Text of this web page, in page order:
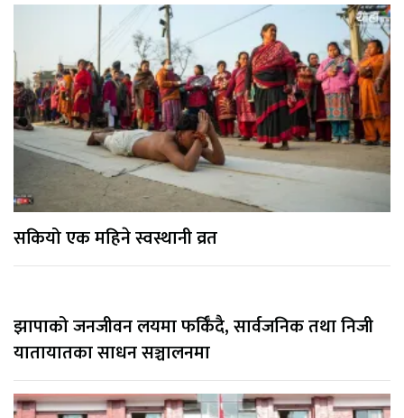
सकियो एक महिने स्वस्थानी व्रत
झापाको जनजीवन लयमा फर्किँदै, सार्वजनिक तथा निजी
यातायातका साधन सञ्चालनमा